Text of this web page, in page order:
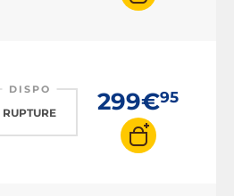
DISPO
RUPTURE 299€95